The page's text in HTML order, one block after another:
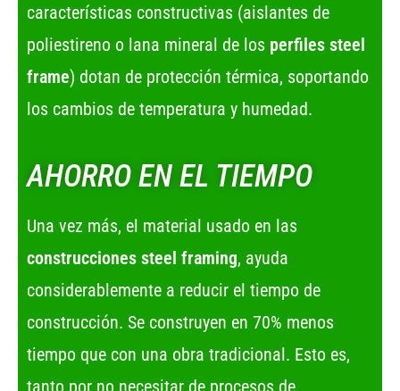
características constructivas (aislantes de
poliestireno o lana mineral de los perfiles steel
frame) dotan de protección térmica, soportando
los cambios de temperatura y humedad.
AHORRO EN EL TIEMPO
Una vez más, el material usado en las
construcciones steel framing, ayuda
considerablemente a reducir el tiempo de
construcción. Se construyen en 70% menos
tiempo que con una obra tradicional. Esto es,
tanto por no necesitar de procesos de